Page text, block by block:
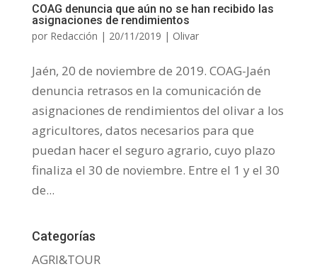
COAG denuncia que aún no se han recibido las
asignaciones de rendimientos
por Redacción | 20/11/2019 | Olivar
Jaén, 20 de noviembre de 2019. COAG-Jaén
denuncia retrasos en la comunicación de
asignaciones de rendimientos del olivar a los
agricultores, datos necesarios para que
puedan hacer el seguro agrario, cuyo plazo
finaliza el 30 de noviembre. Entre el 1 y el 30
de...
Categorías
AGRI&TOUR